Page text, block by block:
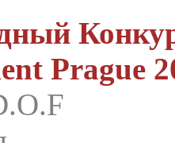
Prague